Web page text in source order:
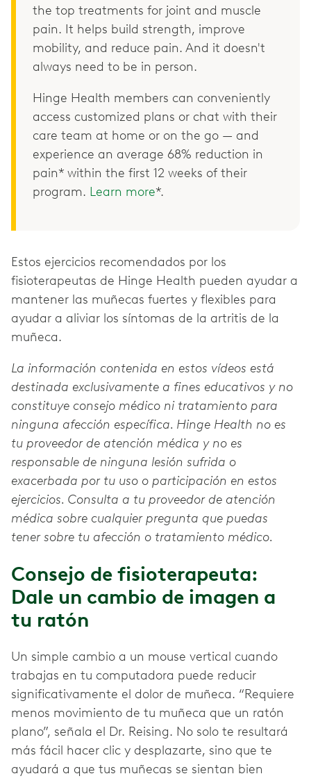
the top treatments for joint and muscle
pain. It helps build strength, improve
mobility, and reduce pain. And it doesn't
always need to be in person.
Hinge Health members can conveniently
access customized plans or chat with their
care team at home or on the go — and
experience an average 68% reduction in
pain* within the first 12 weeks of their
program. Learn more*.
Estos ejercicios recomendados por los
fisioterapeutas de Hinge Health pueden ayudar a
mantener las muñecas fuertes y flexibles para
ayudar a aliviar los síntomas de la artritis de la
muñeca.
La información contenida en estos vídeos está
destinada exclusivamente a fines educativos y no
constituye consejo médico ni tratamiento para
ninguna afección específica. Hinge Health no es
tu proveedor de atención médica y no es
responsable de ninguna lesión sufrida o
exacerbada por tu uso o participación en estos
ejercicios. Consulta a tu proveedor de atención
médica sobre cualquier pregunta que puedas
tener sobre tu afección o tratamiento médico.
Consejo de fisioterapeuta:
Dale un cambio de imagen a
tu ratón
Un simple cambio a un mouse vertical cuando
trabajas en tu computadora puede reducir
significativamente el dolor de muñeca. “Requiere
menos movimiento de tu muñeca que un ratón
plano”, señala el Dr. Reising. No solo te resultará
más fácil hacer clic y desplazarte, sino que te
ayudará a que tus muñecas se sientan bien